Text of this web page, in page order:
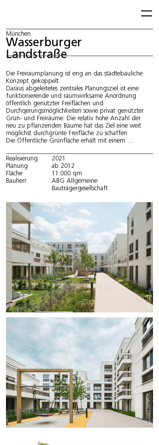
München
Wasserburger
Landstraße
Die Freiraumplanung ist eng an das städtebauliche
Konzept gekoppelt.
Daraus abgeleitetes zentrales Planungsziel ist eine
funktionierende und raumwirksame Anordnung
öffentlich genutzter Freiflächen und
Durchqerungsmöglichkeiten sowie privat genutzter
Grün- und Freiräume. Die relativ hohe Anzahl der
neu zu pflanzenden Bäume hat das Ziel eine weit
möglichst durchgrünte Freifläche zu schaffen.
Die Öffentliche Grünfläche erhält mit einem
für ältere Kinder ein Zentrum gerade auch für die
nachbarschaftlichen Begegnungen.
Eine „grüne“ fußläufige Durchwegung des
Gebiets für die Öffentlichkeit, insbesondere in der
Relation Truderinger Zentrum und dem neuen
Kulturhaus ist darüber hinaus gewünscht und
Die öffentlichen und gemeinschaftlichen Freiräume
sind entsprechend der städtebaulichen Haltung
stark miteinander verknüpft – es besteht eine hohe
räumliche und funktionale Durchlässigkeit –
,gleichwohl ist durch die Schaffung ausreichend
dimensionierter Vorzonen vor den Gebäuden die
nötige soziale Distanz gewahrt.
Realisierung
Planung
Fläche
Bauherr
2021
ab 2012
11.000 qm
ABG Allgemeine
Bauträgergesellschaft